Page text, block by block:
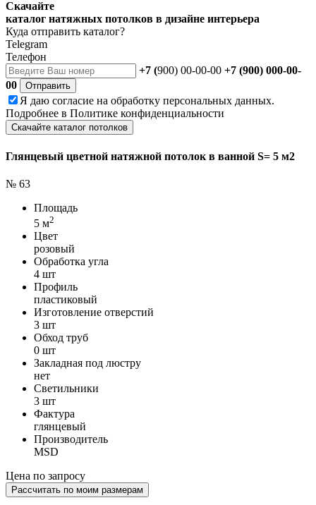
Скачайте
каталог натяжных потолков в дизайне интерьера
Куда отправить каталог?
Telegram
Телефон
+7 (900) 00-00-00 +7 (900) 000-00-
00
Отправить
Я даю согласие на обработку персональных данных.
Подробнее в Политике конфиденциальности
Скачайте каталог потолков
Глянцевый цветной натяжной потолок в ванной S= 5 м2
№ 63
Площадь
5 м2
Цвет
розовый
Обработка угла
4 шт
Профиль
пластиковый
Изготовление отверстий
3 шт
Обход труб
0 шт
Закладная под люстру
нет
Светильники
3 шт
Фактура
глянцевый
Производитель
MSD
Цена по запросу
Рассчитать по моим размерам